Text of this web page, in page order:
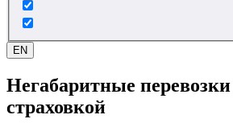
EN
Негабаритные перевозки
страховкой